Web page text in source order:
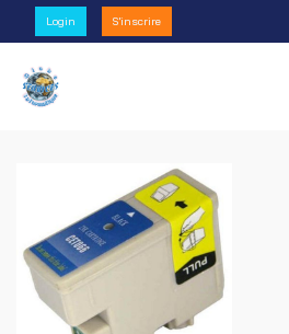
Login S'inscrire